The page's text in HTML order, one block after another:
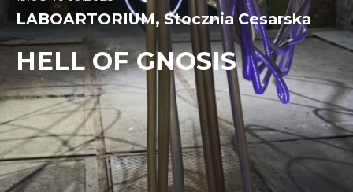
HELL OF GNOSIS
LABOARTORIUM, Stocznia Cesarska